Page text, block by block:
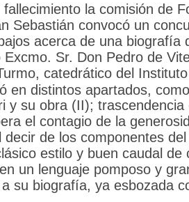
la comisión de
Sebastián convocó un
acerca de una biografía
Sr. Don Pedro de
catedrático del
en distintos apartados,
y su obra (II); trascendencia
el contagio de la
de los componentes del
estilo y buen caudal de
un lenguaje pomposo y
su biografía, ya esbozada